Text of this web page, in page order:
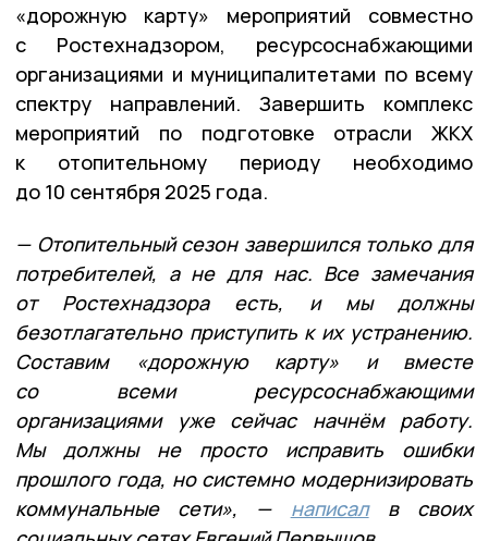
«дорожную карту» мероприятий совместно
с Ростехнадзором, ресурсоснабжающими
организациями и муниципалитетами по всему
спектру направлений. Завершить комплекс
мероприятий по подготовке отрасли ЖКХ
к отопительному периоду необходимо
до 10 сентября 2025 года.
— Отопительный сезон завершился только для
потребителей, а не для нас. Все замечания
от Ростехнадзора есть, и мы должны
безотлагательно приступить к их устранению.
Составим «дорожную карту» и вместе
со всеми ресурсоснабжающими
организациями уже сейчас начнём работу.
Мы должны не просто исправить ошибки
прошлого года, но системно модернизировать
коммунальные сети», — написалв своих